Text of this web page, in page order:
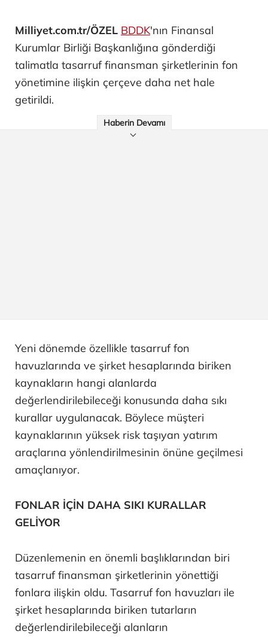
Milliyet.com.tr/ÖZEL BDDK'nın Finansal
Kurumlar Birliği Başkanlığına gönderdiği
talimatla tasarruf finansman şirketlerinin fon
yönetimine ilişkin çerçeve daha net hale
getirildi.
Haberin Devamı
Yeni dönemde özellikle tasarruf fon
havuzlarında ve şirket hesaplarında biriken
kaynakların hangi alanlarda
değerlendirilebileceği konusunda daha sıkı
kurallar uygulanacak. Böylece müşteri
kaynaklarının yüksek risk taşıyan yatırım
araçlarına yönlendirilmesinin önüne geçilmesi
amaçlanıyor.
FONLAR İÇİN DAHA SIKI KURALLAR
GELİYOR
Düzenlemenin en önemli başlıklarından biri
tasarruf finansman şirketlerinin yönettiği
fonlara ilişkin oldu. Tasarruf fon havuzları ile
şirket hesaplarında biriken tutarların
değerlendirilebileceği alanların